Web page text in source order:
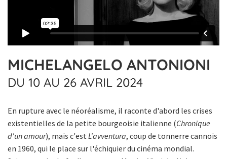
MICHELANGELO ANTONIONI
DU 10 AU 26 AVRIL 2024
En rupture avec le néoréalisme, il raconte d'abord les crises
existentielles de la petite bourgeoisie italienne (Chronique
d'un amour), mais c'estL'avventura, coup de tonnerre cannois
en 1960, qui le place sur l'échiquier du cinéma mondial.